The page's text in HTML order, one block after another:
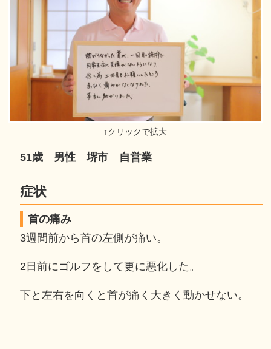
51歳 男性 堺市 自営業
症状
首の痛み
3週間前から首の左側が痛い。
2日前にゴルフをして更に悪化した。
下と左右を向くと首が痛く大きく動かせない。